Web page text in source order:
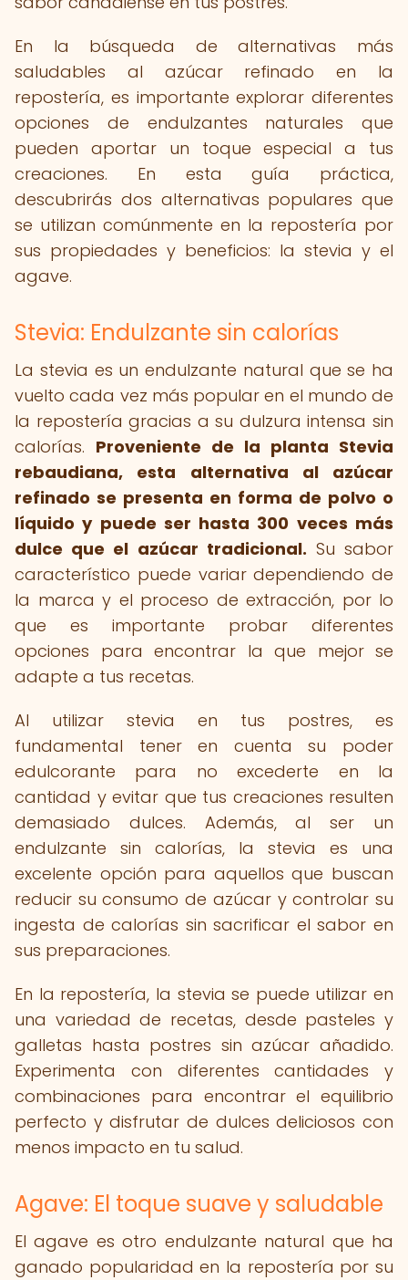
En la búsqueda de alternativas más
saludables al azúcar refinado en la
repostería, es importante explorar diferentes
opciones de endulzantes naturales que
pueden aportar un toque especial a tus
creaciones. En esta guía práctica,
descubrirás dos alternativas populares que
se utilizan comúnmente en la repostería por
sus propiedades y beneficios: la stevia y el
agave.
Stevia: Endulzante sin calorías
La stevia es un endulzante natural que se ha
vuelto cada vez más popular en el mundo de
la repostería gracias a su dulzura intensa sin
calorías. Proveniente de la planta Stevia
rebaudiana, esta alternativa al azúcar
refinado se presenta en forma de polvo o
líquido y puede ser hasta 300 veces más
dulce que el azúcar tradicional. Su sabor
característico puede variar dependiendo de
la marca y el proceso de extracción, por lo
que es importante probar diferentes
opciones para encontrar la que mejor se
adapte a tus recetas.
Al utilizar stevia en tus postres, es
fundamental tener en cuenta su poder
edulcorante para no excederte en la
cantidad y evitar que tus creaciones resulten
demasiado dulces. Además, al ser un
endulzante sin calorías, la stevia es una
excelente opción para aquellos que buscan
reducir su consumo de azúcar y controlar su
ingesta de calorías sin sacrificar el sabor en
sus preparaciones.
En la repostería, la stevia se puede utilizar en
una variedad de recetas, desde pasteles y
galletas hasta postres sin azúcar añadido.
Experimenta con diferentes cantidades y
combinaciones para encontrar el equilibrio
perfecto y disfrutar de dulces deliciosos con
menos impacto en tu salud.
Agave: El toque suave y saludable
El agave es otro endulzante natural que ha
ganado popularidad en la repostería por su